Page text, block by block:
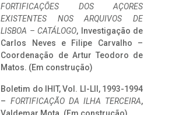
FORTIFICAÇÕES DOS AÇORES
EXISTENTES NOS ARQUIVOS DE
LISBOA – CATÁLOGO, Investigação de
Carlos Neves e Filipe Carvalho –
Coordenação de Artur Teodoro de
Matos. (Em construção)
Boletim do IHIT, Vol. LI-LII, 1993-1994
– FORTIFICAÇÃO DA ILHA TERCEIRA,